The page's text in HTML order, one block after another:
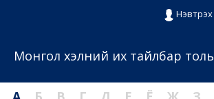
Нэвтрэх
Монгол хэлний их тайлбар толь